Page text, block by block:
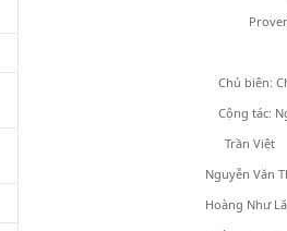
Chủ biên:
Cộng tác:
Trần Việt
Nguyễn Văn
Hoàng Như